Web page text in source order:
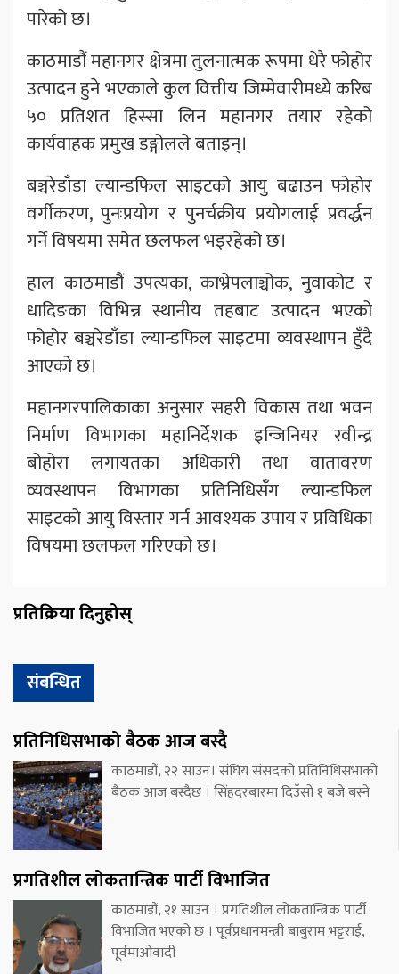
पारेको छ।
काठमाडौं महानगर क्षेत्रमा तुलनात्मक रूपमा धेरै फोहोर
उत्पादन हुने भएकाले कुल वित्तीय जिम्मेवारीमध्ये करिब
५० प्रतिशत हिस्सा लिन महानगर तयार रहेको
कार्यवाहक प्रमुख डङ्गोलले बताइन्।
बञ्चरेडाँडा ल्यान्डफिल साइटको आयु बढाउन फोहोर
वर्गीकरण, पुनःप्रयोग र पुनर्चक्रीय प्रयोगलाई प्रवर्द्धन
गर्ने विषयमा समेत छलफल भइरहेको छ।
हाल काठमाडौं उपत्यका, काभ्रेपलाञ्चोक, नुवाकोट र
धादिङका विभिन्न स्थानीय तहबाट उत्पादन भएको
फोहोर बञ्चरेडाँडा ल्यान्डफिल साइटमा व्यवस्थापन हुँदै
आएको छ।
महानगरपालिकाका अनुसार सहरी विकास तथा भवन
निर्माण विभागका महानिर्देशक इन्जिनियर रवीन्द्र
बोहोरा लगायतका अधिकारी तथा वातावरण
व्यवस्थापन विभागका प्रतिनिधिसँग ल्यान्डफिल
साइटको आयु विस्तार गर्न आवश्यक उपाय र प्रविधिका
विषयमा छलफल गरिएको छ।
प्रतिक्रिया दिनुहोस्
संबन्धित
प्रतिनिधिसभाको बैठक आज बस्दै
काठमाडौं, २२ साउन। संघिय संसदको प्रतिनिधिसभाको
बैठक आज बस्दैछ । सिंहदरबारमा दिउँसो १ बजे बस्ने
प्रगतिशील लोकतान्त्रिक पार्टी विभाजित
काठमाडौं, २१ साउन । प्रगतिशील लोकतान्त्रिक पार्टी
विभाजित भएको छ । पूर्वप्रधानमन्त्री बाबुराम भट्टराई,
पूर्वमाओवादी